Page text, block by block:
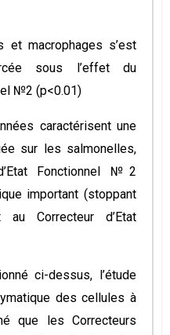
et macrophages s’est
sous l’effet du
№2 (р<0.01)
caractérisent une
sur les salmonelles,
Fonctionnel №2
important (stoppant
Correcteur d’Etat
ci-dessus, l’étude
des cellules à
que les Correcteurs